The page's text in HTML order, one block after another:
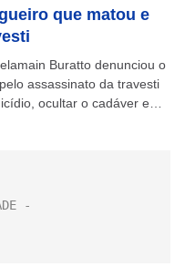
que matou e
Buratto denunciou o
assassinato da travesti
ocultar o cadáver e